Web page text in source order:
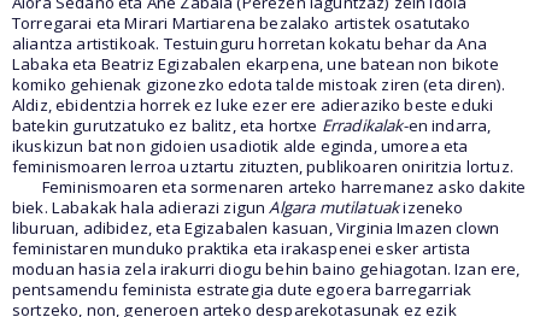
Torregarai eta Mirari Martiarena bezalako artistek osatutako
aliantza artistikoak. Testuinguru horretan kokatu behar da Ana
Labaka eta Beatriz Egizabalen ekarpena, une batean non bikote
komiko gehienak gizonezko edota talde mistoak ziren (eta diren).
Aldiz, ebidentzia horrek ez luke ezer ere adieraziko beste eduki
batekin gurutzatuko ez balitz, eta hortxe Erradikalak-en indarra,
ikuskizun bat non gidoien usadiotik alde eginda, umorea eta
feminismoaren lerroa uztartu zituzten, publikoaren oniritzia lortuz.
Feminismoaren eta sormenaren arteko harremanez asko dakite
biek. Labakak hala adierazi zigunAlgara mutilatuakizeneko
liburuan, adibidez, eta Egizabalen kasuan, Virginia Imazen clown
feministaren munduko praktika eta irakaspenei esker artista
moduan hasia zela irakurri diogu behin baino gehiagotan. Izan ere,
pentsamendu feminista estrategia dute egoera barregarriak
sortzeko, non, generoen arteko desparekotasunak ez ezik